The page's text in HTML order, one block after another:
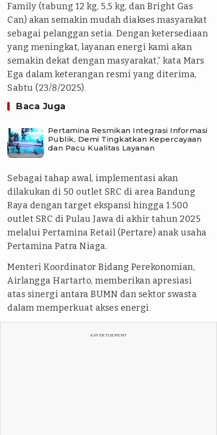
Family (tabung 12 kg, 5,5 kg, dan Bright Gas
Can) akan semakin mudah diakses masyarakat
sebagai pelanggan setia. Dengan ketersediaan
yang meningkat, layanan energi kami akan
semakin dekat dengan masyarakat,” kata Mars
Ega dalam keterangan resmi yang diterima,
Sabtu (23/8/2025).
Baca Juga
Pertamina Resmikan Integrasi Informasi
Publik, Demi Tingkatkan Kepercayaan
dan Pacu Kualitas Layanan
Sebagai tahap awal, implementasi akan
dilakukan di 50 outlet SRC di area Bandung
Raya dengan target ekspansi hingga 1.500
outlet SRC di Pulau Jawa di akhir tahun 2025
melalui Pertamina Retail (Pertare) anak usaha
Pertamina Patra Niaga.
Menteri Koordinator Bidang Perekonomian,
Airlangga Hartarto, memberikan apresiasi
atas sinergi antara BUMN dan sektor swasta
dalam memperkuat akses energi.
ADVERTISEMENT